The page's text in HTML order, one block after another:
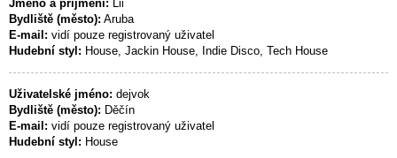
Jméno a příjmení: Lii
Bydliště (město): Aruba
E-mail: vidí pouze registrovaný uživatel
Hudební styl: House, Jackin House, Indie Disco, Tech House
Uživatelské jméno: dejvok
Bydliště (město): Děčín
E-mail: vidí pouze registrovaný uživatel
Hudební styl: House